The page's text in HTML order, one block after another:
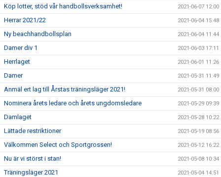
Köp lotter, stöd vår handbollsverksamhet! 2021-06-07 12:00
Herrar 2021/22 2021-06-04 15:48
Ny beachhandbollsplan 2021-06-04 11:44
Damer div 1 2021-06-03 17:11
Herrlaget 2021-06-01 11:26
Damer 2021-05-31 11:49
Anmäl ert lag till Årstas träningsläger 2021! 2021-05-31 08:00
Nominera årets ledare och årets ungdomsledare 2021-05-29 09:39
Damlaget 2021-05-28 10:22
Lättade restriktioner 2021-05-19 08:56
Välkommen Select och Sportgrossen! 2021-05-12 16:22
Nu är vi störst i stan! 2021-05-08 10:34
Träningsläger 2021 2021-05-04 14:51